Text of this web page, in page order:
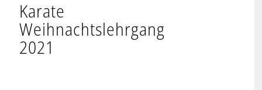
Karate
Weihnachtslehrgang
2021